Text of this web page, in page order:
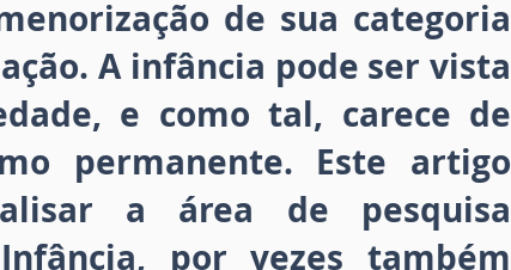
de sua categoria
A infância pode ser vista
e como tal, carece de
permanente. Este artigo
a área de pesquisa
por vezes também